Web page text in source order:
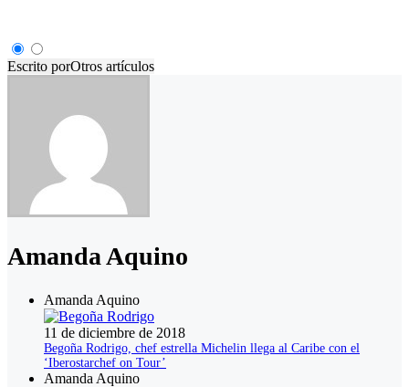
Escrito porOtros artículos
Amanda Aquino
Amanda Aquino
11 de diciembre de 2018
Begoña Rodrigo, chef estrella Michelin llega al Caribe con el
‘Iberostarchef on Tour’
Amanda Aquino